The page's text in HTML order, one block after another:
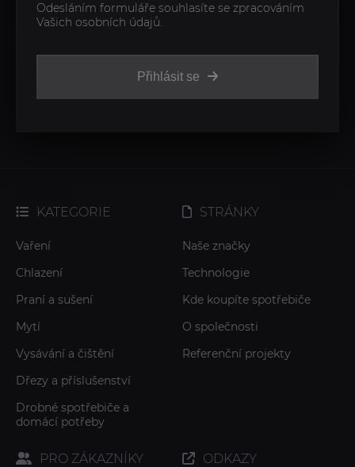
Přihlásit se
Odesláním formuláře souhlasíte se zpracováním
Vašich osobních údajů.
KATEGORIE
Vaření
Chlazení
Praní a sušení
Mytí
Vysávání a čištění
Dřezy a příslušenství
Drobné spotřebiče a
domácí potřeby
STRÁNKY
Naše značky
Technologie
Kde koupíte spotřebiče
O společnosti
Referenční projekty
PRO ZÁKAZNÍKY ODKAZY